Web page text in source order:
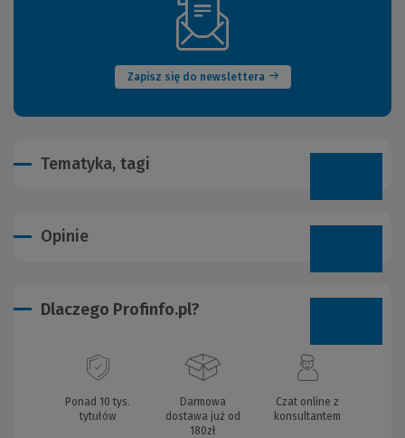
Zapisz się do newslettera
(Nowe
okno)
Tematyka, tagi
Opinie
Dlaczego Profinfo.pl?
Ponad 10 tys.
tytułów
Darmowa
dostawa już od
180zł
Czat online z
konsultantem